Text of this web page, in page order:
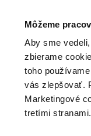
Môžeme
Aby sme
zbierame
toho
vás zlepšovať.
Marketingové
tretími
Poukážky